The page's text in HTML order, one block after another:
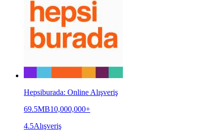
Hepsiburada: Online Alışveriş
69.5MB10,000,000+
4.5Alışveriş